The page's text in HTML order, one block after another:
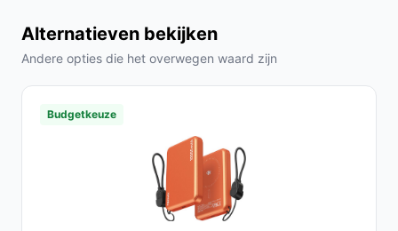
Alternatieven bekijken
Andere opties die het overwegen waard zijn
Budgetkeuze